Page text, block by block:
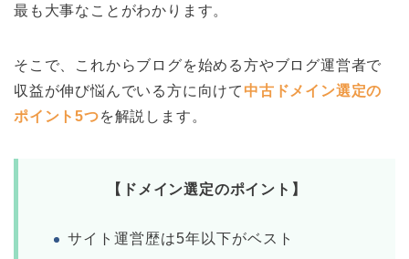
最も大事なことがわかります。
そこで、これからブログを始める方やブログ運営者で
収益が伸び悩んでいる方に向けて 中古ドメイン選定の
ポイント5つを解説します。
【ドメイン選定のポイント】
サイト運営歴は5年以下がベスト